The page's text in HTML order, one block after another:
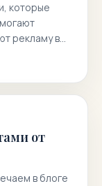
которые
рекламу в
от
в блоге